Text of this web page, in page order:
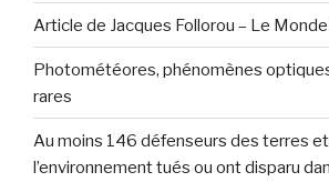
Article de Jacques Follorou – Le
Photométéores, phénomènes
rares
Au moins 146 défenseurs des terres
l’environnement tués ou ont disparu